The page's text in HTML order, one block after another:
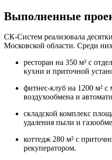
Выполненные
СК-Систем реализовала
Московской области. Среди
ресторан на 350 м² с
кухни и приточной
фитнес-клуб на 1200 м² с
воздухообмена и
складской комплекс
удаления пыли и
коттедж 280 м² с
рекуператором.